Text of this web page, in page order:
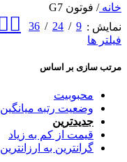
خانه/ فوتون G7
نمایش
9
24
36
فیلتر ها
مرتب سازی بر اساس
محبوبیت
وضعیت رتبه میانگین
جدیدترین
قیمت از کم به زیاد
گرانترین به ارزانترین